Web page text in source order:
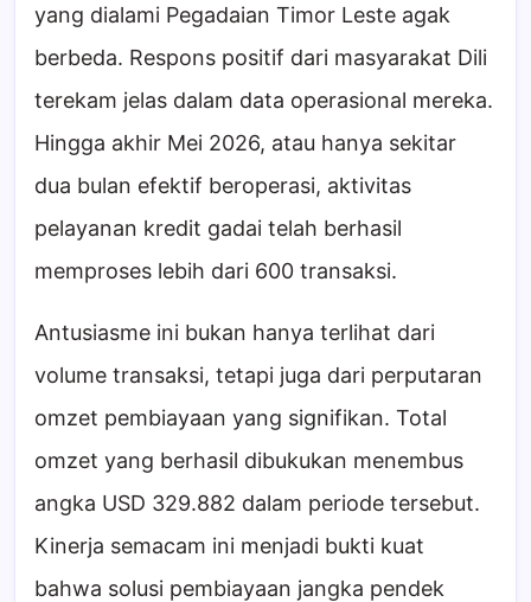
yang dialami Pegadaian Timor Leste agak
berbeda. Respons positif dari masyarakat Dili
terekam jelas dalam data operasional mereka.
Hingga akhir Mei 2026, atau hanya sekitar
dua bulan efektif beroperasi, aktivitas
pelayanan kredit gadai telah berhasil
memproses lebih dari 600 transaksi.
Antusiasme ini bukan hanya terlihat dari
volume transaksi, tetapi juga dari perputaran
omzet pembiayaan yang signifikan. Total
omzet yang berhasil dibukukan menembus
angka USD 329.882 dalam periode tersebut.
Kinerja semacam ini menjadi bukti kuat
bahwa solusi pembiayaan jangka pendek